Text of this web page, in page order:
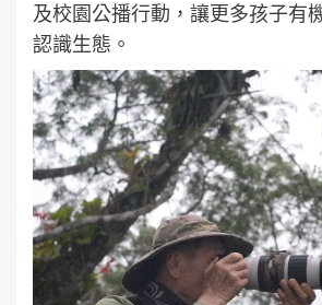
及校園公播行動，讓更多孩子有
認識生態。